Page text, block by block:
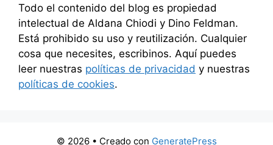
Todo el contenido del blog es propiedad
intelectual de Aldana Chiodi y Dino Feldman.
Está prohibido su uso y reutilización. Cualquier
cosa que necesites, escribinos. Aquí puedes
leer nuestras políticas de privacidad y nuestras
políticas de cookies.
© 2026 • Creado con GeneratePress